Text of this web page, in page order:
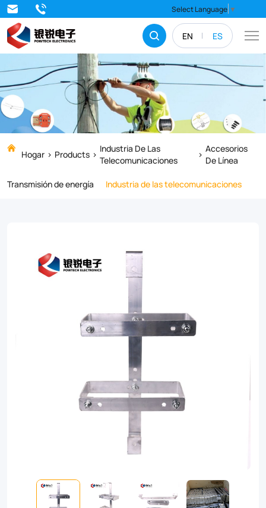
EN ES
Select Language ▼
Cable
Storage
is
used
in
collecting
reserved
optical
on
tower(pole),
tower(pole)
used
together
Hogar Products
Industria De Las
Telecomunicaciones
Accesorios
De Línea
Transmisión de energía
Industria de las telecomunicaciones